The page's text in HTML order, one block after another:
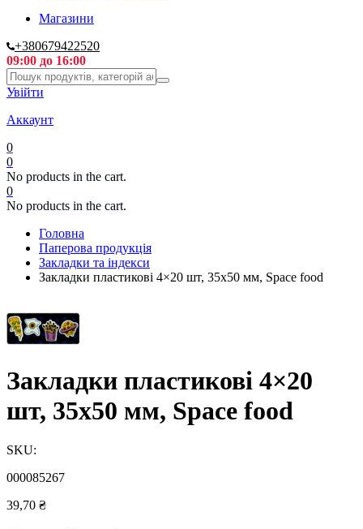
Магазини
+380679422520
09:00 до 16:00
Увійти
Аккаунт
0
0
No products in the cart.
0
No products in the cart.
Головна
Паперова продукція
Закладки та індекси
Закладки пластикові 4×20 шт, 35х50 мм, Space food
Закладки пластикові 4×20
шт, 35х50 мм, Space food
SKU:
000085267
39,70 ₴